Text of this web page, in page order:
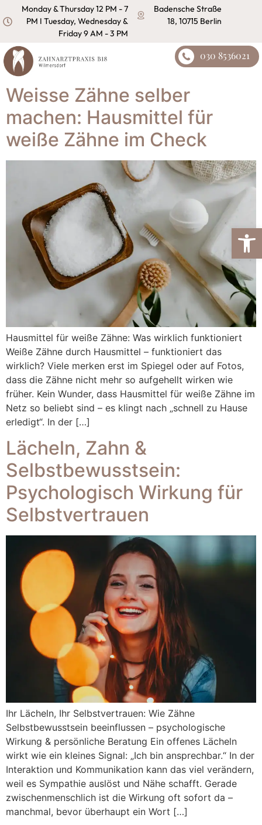
contentMonday & Thursday 12 PM - 7
PM I Tuesday, Wednesday &
Friday 9 AM - 3 PM
Badensche Straße
18, 10715 Berlin
030 8536021
Weisse Zähne selber
machen: Hausmittel für
weiße Zähne im Check
Hausmittel für weiße Zähne: Was wirklich funktioniert
Weiße Zähne durch Hausmittel – funktioniert das
wirklich? Viele merken erst im Spiegel oder auf Fotos,
dass die Zähne nicht mehr so aufgehellt wirken wie
früher. Kein Wunder, dass Hausmittel für weiße Zähne im
Netz so beliebt sind – es klingt nach „schnell zu Hause
erledigt“. In der […]
Lächeln, Zahn &
Selbstbewusstsein:
Psychologisch Wirkung für
Selbstvertrauen
Ihr Lächeln, Ihr Selbstvertrauen: Wie Zähne
Selbstbewusstsein beeinflussen – psychologische
Wirkung & persönliche Beratung Ein offenes Lächeln
wirkt wie ein kleines Signal: „Ich bin ansprechbar.“ In der
Interaktion und Kommunikation kann das viel verändern,
weil es Sympathie auslöst und Nähe schafft. Gerade
zwischenmenschlich ist die Wirkung oft sofort da –
manchmal, bevor überhaupt ein Wort […]